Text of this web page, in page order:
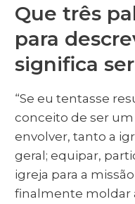
Que três
para
significa
“Se eu tentasse
conceito de ser
envolver, tanto a
geral; equipar,
igreja para a
finalmente moldar